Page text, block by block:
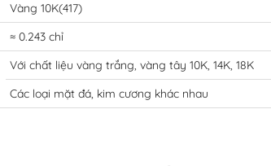
Vàng 10K(417)
≈ 0.243 chỉ
Với chất liệu vàng trắng, vàng tây 10K, 14K, 18K
Các loại mặt đá, kim cương khác nhau